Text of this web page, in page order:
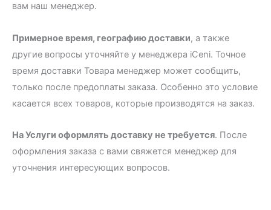
вам наш менеджер.
Примерное время, географию доставки, а также
другие вопросы уточняйте у менеджера iCeni. Точное
время доставки Товара менеджер может сообщить,
только после предоплаты заказа. Особенно это условие
касается всех товаров, которые производятся на заказ.
На Услуги оформлять доставку не требуется. После
оформления заказа с вами свяжется менеджер для
уточнения интересующих вопросов.